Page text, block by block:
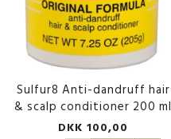
Sulfur8 Anti-dandruff hair
& scalp conditioner 200 ml
DKK 100,00